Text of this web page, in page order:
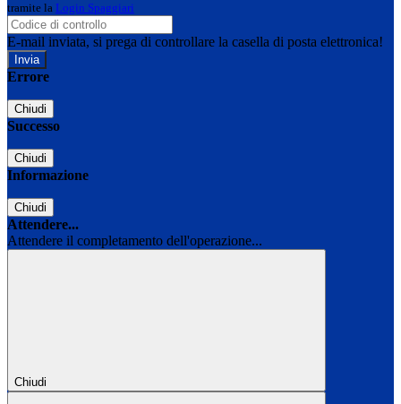
tramite la Login Spaggiari
E-mail inviata, si prega di controllare la casella di posta elettronica!
Errore
Chiudi
Successo
Chiudi
Informazione
Chiudi
Attendere...
Attendere il completamento dell'operazione...
Chiudi